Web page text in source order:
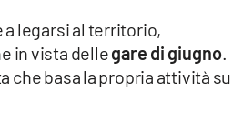
legarsi al territorio,
in vista dellegare di giugno.
che basa la propria attività su